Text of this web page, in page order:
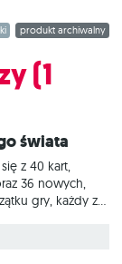
Nitokris,
produkt archiwalny
(1
świata
z 40 kart,
36 nowych,
gry, każdy z